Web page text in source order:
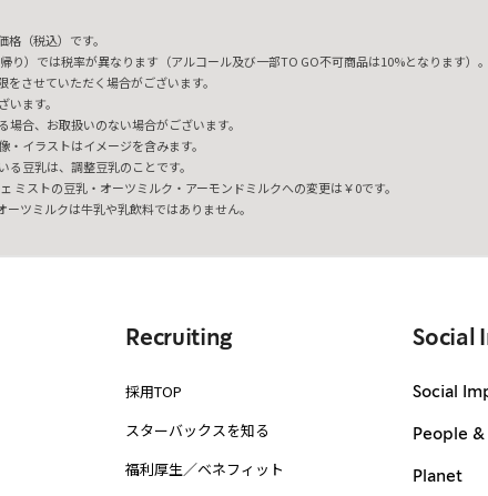
（税込）です。
り）では税率が異なります（アルコール及び一部TO GO不可商品は10%となります）。
させていただく場合がございます。
ます。
場合、お取扱いのない場合がございます。
イラストはイメージを含みます。
る豆乳は、調整豆乳のことです。
ミストの豆乳・オーツミルク・アーモンドミルクへの変更は￥0です。
ーツミルクは牛乳や乳飲料ではありません。
Recruiting
採用TOP
スターバックスを知る
福利厚生／ベネフィット
Social
Social
People
Planet